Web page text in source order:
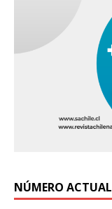
NÚMERO ACTUAL